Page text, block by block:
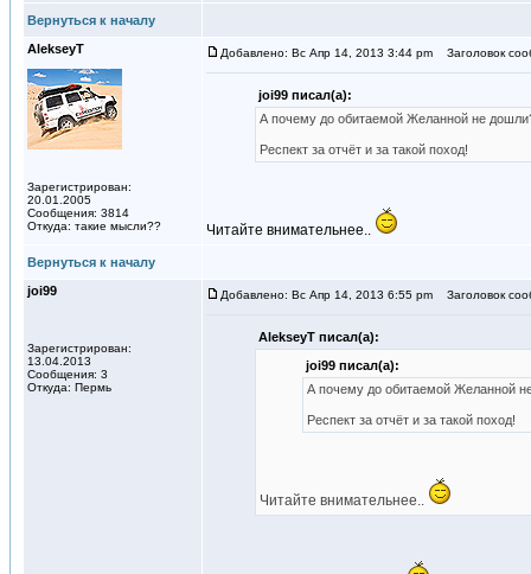
Вернуться к началу
AlekseyT
Зарегистрирован:
20.01.2005
Сообщения: 3814
Откуда: такие мысли??
Добавлено: Вс Апр 14, 2013 3:44 pm Заголовок
joi99 писал(а):
А почему до обитаемой Желанной не
Респект за отчёт и за такой поход!
Читайте внимательнее..
Вернуться к началу
joi99
Зарегистрирован:
13.04.2013
Сообщения: 3
Откуда: Пермь
Добавлено: Вс Апр 14, 2013 6:55 pm Заголовок
AlekseyT писал(а):
joi99 писал(а):
А почему до обитаемой Желанной
Респект за отчёт и за такой поход!
Читайте внимательнее..